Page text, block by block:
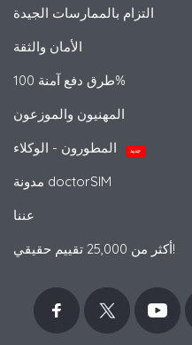
التزام بالممارسات الجيدة
الأمان والثقة
طرق دفع آمنة 100%
المهنيون والموزعون
جديد
مدونة doctorSIM
عننا
أكثر من 25,000 تقييم حقيقي!